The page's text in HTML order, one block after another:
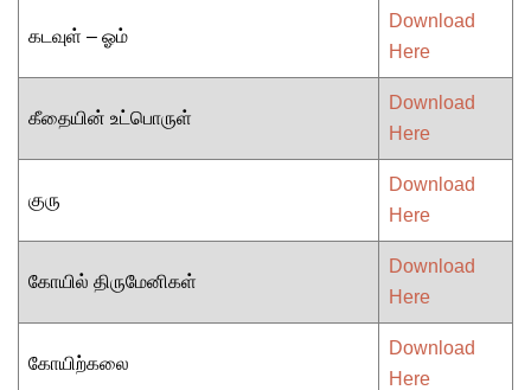
கடவுள் – ஓம்
Download
Here
கீதையின் உட்பொருள்
Download
Here
குரு
Download
Here
கோயில் திருமேனிகள்
Download
Here
கோயிற்கலை
Download
Here